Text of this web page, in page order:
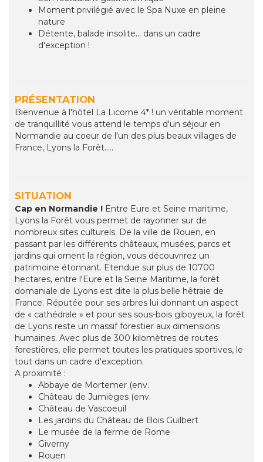
Moment privilégié avec le Spa Nuxe en pleine
nature
Détente, balade insolite... dans un cadre
d'exception !
PRÉSENTATION
Bienvenue à l'hôtel La Licorne 4* ! un véritable moment
de tranquillité vous attend le temps d'un séjour en
Normandie au coeur de l'un des plus beaux villages de
France, Lyons la Forêt.....
SITUATION
Cap en Normandie ! Entre Eure et Seine maritime,
Lyons la Forêt vous permet de rayonner sur de
nombreux sites culturels. De la ville de Rouen, en
passant par les différents châteaux, musées, parcs et
jardins qui ornent la région, vous découvrirez un
patrimoine étonnant. Etendue sur plus de 10700
hectares, entre l'Eure et la Seine Maritime, la forêt
domaniale de Lyons est dite la plus belle hêtraie de
France. Réputée pour ses arbres lui donnant un aspect
de « cathédrale » et pour ses sous-bois giboyeux, la forêt
de Lyons reste un massif forestier aux dimensions
humaines. Avec plus de 300 kilomètres de routes
forestières, elle permet toutes les pratiques sportives, le
tout dans un cadre d'exception.
A proximité :
Abbaye de Mortemer (env.
Château de Jumièges (env.
Château de Vascoeuil
Les jardins du Château de Bois Guilbert
Le musée de la ferme de Rome
Giverny
Rouen